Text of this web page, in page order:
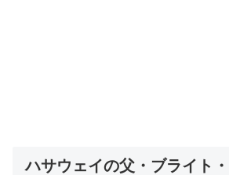
ハサウェイの父・ブライト